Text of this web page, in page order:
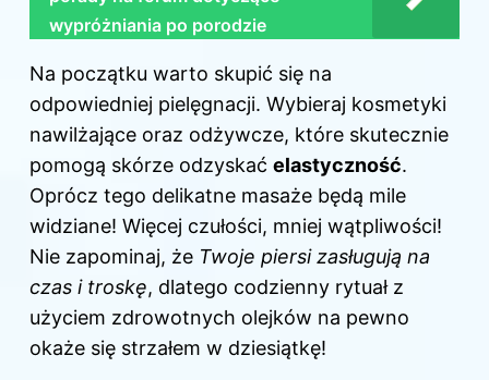
wypróżniania po porodzie
Na początku warto skupić się na
odpowiedniej pielęgnacji. Wybieraj kosmetyki
nawilżające oraz odżywcze, które skutecznie
pomogą skórze odzyskać elastyczność.
Oprócz tego delikatne masaże będą mile
widziane! Więcej czułości, mniej wątpliwości!
Nie zapominaj, że Twoje piersi zasługują na
czas i troskę, dlatego codzienny rytuał z
użyciem zdrowotnych olejków na pewno
okaże się strzałem w dziesiątkę!